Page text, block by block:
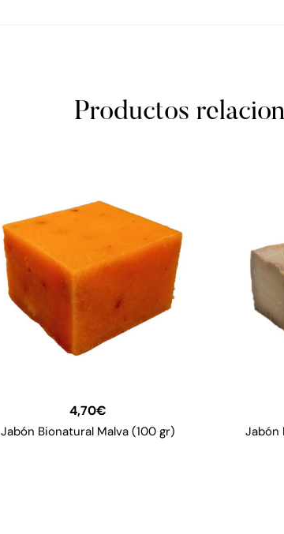
Productos
4,70€
Jabón Bionatural Malva (100 gr) Jabón